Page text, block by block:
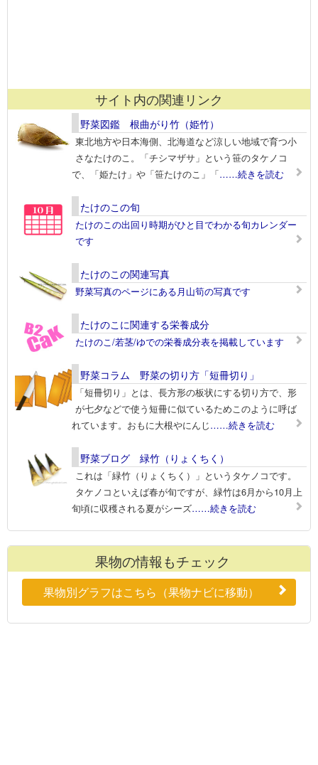
サイト内の関連リンク
野菜図鑑 根曲がり竹（姫竹）
東北地方や日本海側、北海道など涼しい地域で育つ小
さなたけのこ。「チシマザサ」という笹のタケノコ
で、「姫たけ」や「笹たけのこ」「……続きを読む
たけのこの旬
たけのこの出回り時期がひと目でわかる旬カレンダー
です
たけのこの関連写真
野菜写真のページにある月山筍の写真です
たけのこに関連する栄養成分
たけのこ/若茎/ゆでの栄養成分表を掲載しています
野菜コラム 野菜の切り方「短冊切り」
「短冊切り」とは、長方形の板状にする切り方で、形
が七夕などで使う短冊に似ているためこのように呼ば
れています。おもに大根やにんじ……続きを読む
野菜ブログ 緑竹（りょくちく）
これは「緑竹（りょくちく）」というタケノコです。
タケノコといえば春が旬ですが、緑竹は6月から10月上
旬頃に収穫される夏がシーズ……続きを読む
果物の情報もチェック
果物別グラフはこちら（果物ナビに移動）